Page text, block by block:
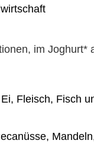
im
Fleisch, Fisch